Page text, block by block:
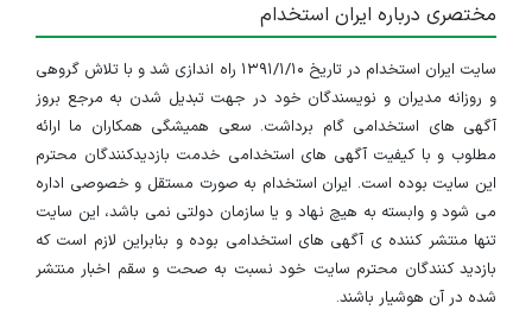
مختصری درباره ایران استخدام
سایت ایران استخدام در تاریخ ۱۳۹۱/۱/۱۰ راه اندازی شد و با تلاش گروهی
و روزانه مدیران و نویسندگان خود در جهت تبدیل شدن به مرجع بروز
آگهی های استخدامی گام برداشت. سعی همیشگی همکاران ما ارائه
مطلوب و با کیفیت آگهی های استخدامی خدمت بازدیدکنندگان محترم
این سایت بوده است. ایران استخدام به صورت مستقل و خصوصی اداره
می شود و وابسته به هیچ نهاد و یا سازمان دولتی نمی باشد، این سایت
تنها منتشر کننده ی آگهی های استخدامی بوده و بنابراین لازم است که
بازدید کنندگان محترم سایت خود نسبت به صحت و سقم اخبار منتشر
شده در آن هوشیار باشند.